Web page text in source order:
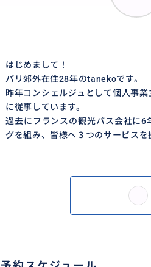
はじめまして！
パリ郊外在住28年のtanekoです。
昨年コンシェルジュとして個人事
に従事しています。
過去にフランスの観光バス会社に6
グを組み、皆様へ３つのサービスを